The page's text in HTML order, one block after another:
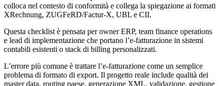
colloca nel contesto di conformità e collega la spiegazione ai formati
XRechnung, ZUGFeRD/Factur-X, UBL e CII.
Questa checklist è pensata per owner ERP, team finance operations
e lead di implementazione che portano l’e-fatturazione in sistemi
contabili esistenti o stack di billing personalizzati.
L’errore più comune è trattare l’e-fatturazione come un semplice
problema di formato di export. Il progetto reale include qualità dei
master data, routing paese, generazione XML, validazione, gestione